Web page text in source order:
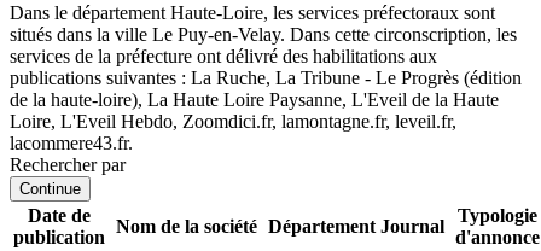
Dans le département Haute-Loire, les services préfectoraux sont
situés dans la ville Le Puy-en-Velay. Dans cette circonscription, les
services de la préfecture ont délivré des habilitations aux
publications suivantes : La Ruche, La Tribune - Le Progrès (édition
de la haute-loire), La Haute Loire Paysanne, L'Eveil de la Haute
Loire, L'Eveil Hebdo, Zoomdici.fr, lamontagne.fr, leveil.fr,
lacommere43.fr.
Rechercher par
Continue
Date de
publication
Nom de la société Département Journal
Typologie
d'annonce